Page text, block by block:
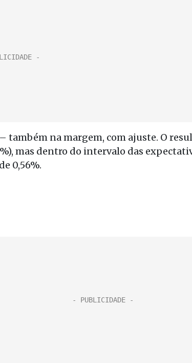
também na margem, com ajuste. O
mas dentro do intervalo das
0,56%.